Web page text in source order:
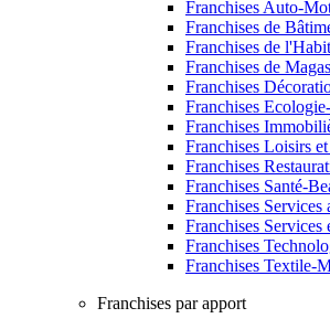
Franchises Auto-
Franchises de
Franchises de
Franchises de
Franchises
Franchises
Franchises
Franchises Loisirs
Franchises
Franchises Santé-
Franchises Services
Franchises Services
Franchises
Franchises Textile-
Franchises par apport